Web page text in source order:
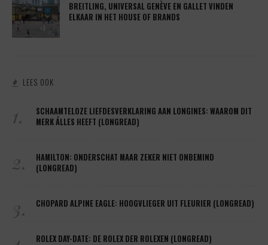
BREITLING, UNIVERSAL GENÈVE EN GALLET VINDEN
ELKAAR IN HET HOUSE OF BRANDS
LEES OOK
1.
SCHAAMTELOZE LIEFDESVERKLARING AAN LONGINES: WAAROM DIT
MERK ÁLLES HEEFT (LONGREAD)
2.
HAMILTON: ONDERSCHAT MAAR ZEKER NIET ONBEMIND
(LONGREAD)
3. CHOPARD ALPINE EAGLE: HOOGVLIEGER UIT FLEURIER (LONGREAD)
ROLEX DAY-DATE: DE ROLEX DER ROLEXEN (LONGREAD)